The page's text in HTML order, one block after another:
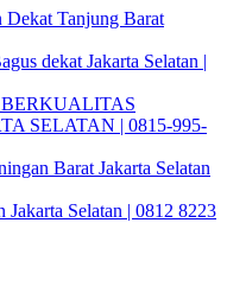
Dekat Tanjung Barat
dekat Jakarta Selatan |
SELATAN | 0815-995-
Barat Jakarta Selatan
Selatan | 0812 8223